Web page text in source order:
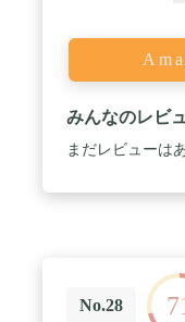
みんなのレビ
まだレビューは
No.28